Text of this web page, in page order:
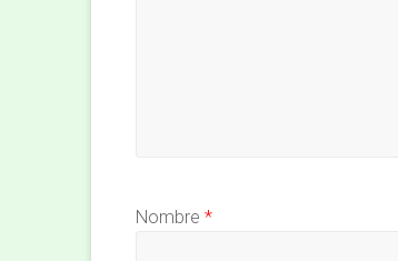
Nombre *